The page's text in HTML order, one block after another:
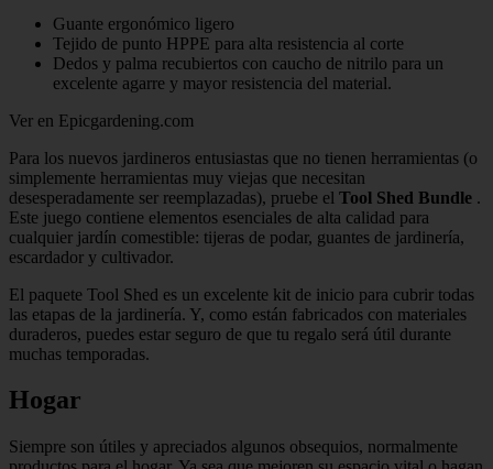
Guante ergonómico ligero
Tejido de punto HPPE para alta resistencia al corte
Dedos y palma recubiertos con caucho de nitrilo para un
excelente agarre y mayor resistencia del material.
Ver en Epicgardening.com
Para los nuevos jardineros entusiastas que no tienen herramientas (o
simplemente herramientas muy viejas que necesitan
desesperadamente ser reemplazadas), pruebe el Tool Shed Bundle .
Este juego contiene elementos esenciales de alta calidad para
cualquier jardín comestible: tijeras de podar, guantes de jardinería,
escardador y cultivador.
El paquete Tool Shed es un excelente kit de inicio para cubrir todas
las etapas de la jardinería. Y, como están fabricados con materiales
duraderos, puedes estar seguro de que tu regalo será útil durante
muchas temporadas.
Hogar
Siempre son útiles y apreciados algunos obsequios, normalmente